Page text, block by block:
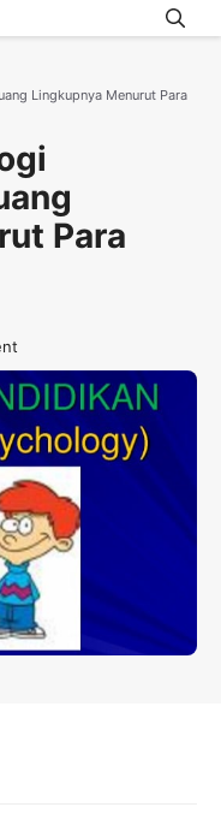
Lingkupnya Menurut Para
Para